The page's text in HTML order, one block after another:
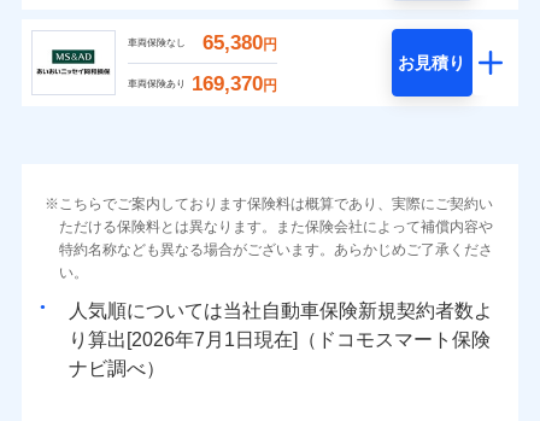
車両保険なし 65,380円
車両保険あり 169,370円
お見積り
こちらでご案内しております保険料は概算であり、実際にご契約い
ただける保険料とは異なります。また保険会社によって補償内容や
特約名称なども異なる場合がございます。あらかじめご了承くださ
い。
人気順については当社
新規契約者数よ
り算出[
年 月
日現在]（ドコモスマート保険
ナビ調べ）